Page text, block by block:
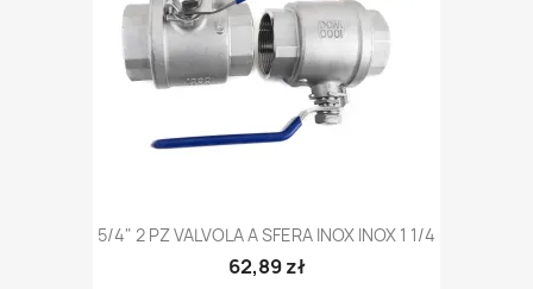
5/4" 2 PZ VALVOLA A SFERA INOX INOX 1 1/4
62,89 zł